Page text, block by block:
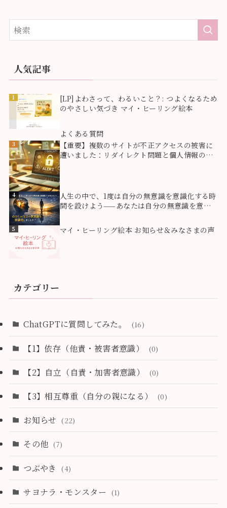
人気記事
1
[LP]よわさって、わるいこと？: つよくなるため
のやさしい気づき マイ・ヒーリング絵本
よくある質問
3
【重要】複数のサイトが不正アクセスの被害に
遭いました：リダイレクト問題と個人情報のご
報告
4
人生の中で、1度は自分の無意識を意識化する時
間を設けよう——あなたは自分の無意識を意識
化しましたか？
5 マイ・ヒーリング絵本 お知らせ＆みなさまの声
カテゴリー
ChatGPTに質問してみた。 (16)
【1】依存（他責・被害者意識） (0)
【2】自立（自責・加害者意識） (0)
【3】相互尊重（自分の親になる） (0)
お知らせ (22)
その他 (7)
つぶやき (4)
サヨナラ・モンスター (1)